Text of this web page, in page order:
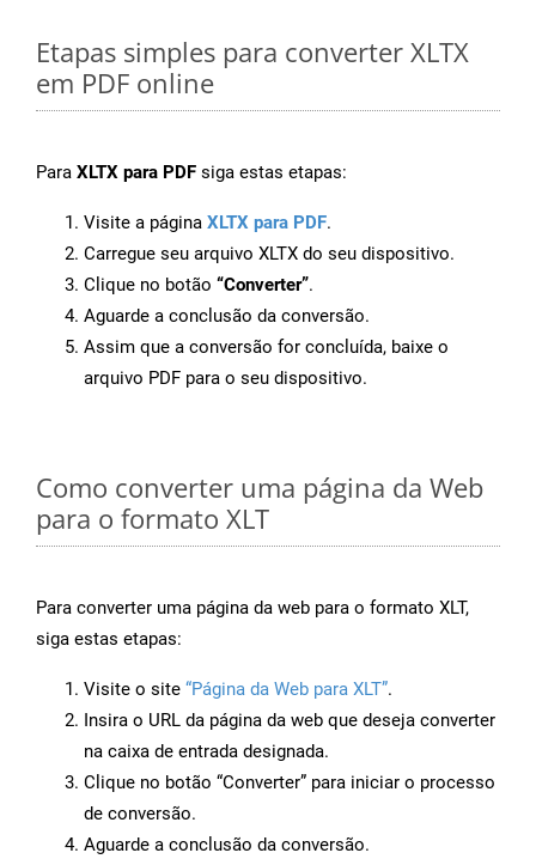
Etapas simples para converter XLTX
em PDF online
Para XLTX para PDF siga estas etapas:
Visite a página XLTX para PDF.
Carregue seu arquivo XLTX do seu dispositivo.
Clique no botão “Converter”.
Aguarde a conclusão da conversão.
Assim que a conversão for concluída, baixe o
arquivo PDF para o seu dispositivo.
Como converter uma página da Web
para o formato XLT
Para converter uma página da web para o formato XLT,
siga estas etapas:
Visite o site “Página da Web para XLT”.
Insira o URL da página da web que deseja converter
na caixa de entrada designada.
Clique no botão “Converter” para iniciar o processo
de conversão.
Aguarde a conclusão da conversão.